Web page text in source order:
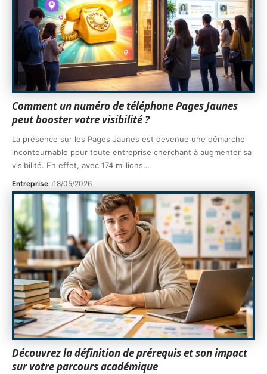
Comment un numéro de téléphone Pages Jaunes
peut booster votre visibilité ?
La présence sur les Pages Jaunes est devenue une démarche
incontournable pour toute entreprise cherchant à augmenter sa
visibilité. En effet, avec 174 millions…
Entreprise 18/05/2026
Découvrez la définition de prérequis et son impact
sur votre parcours académique